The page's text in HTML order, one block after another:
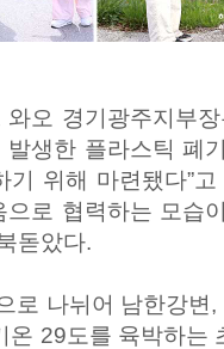
오 경기광주지부
생한 플라스틱 폐
위해 마련됐다”
로 협력하는 모습
돋았다.
로 나뉘어 남한강변
온 29도를 육박하는